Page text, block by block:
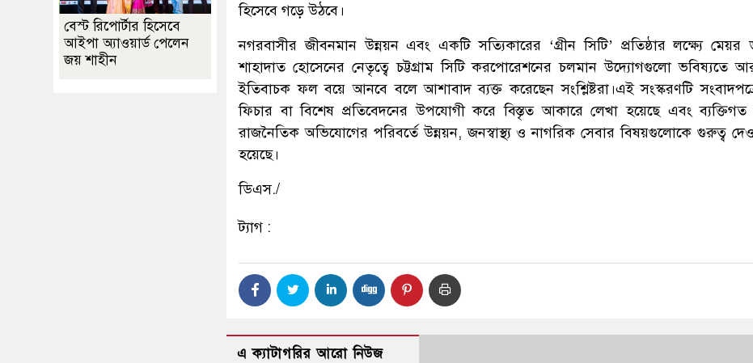
হিসেবে গড়ে উঠবে।
নগরবাসীর জীবনমান উন্নয়ন এবং একটি সত্যিকারের ‘গ্রীন সিটি’ প্রতিষ্ঠার লক্ষ্যে মেয়র
শাহাদাত হোসেনের নেতৃত্বে চট্টগ্রাম সিটি করপোরেশনের চলমান উদ্যোগগুলো ভবিষ্যতে
ইতিবাচক ফল বয়ে আনবে বলে আশাবাদ ব্যক্ত করেছেন সংশ্লিষ্টরা।এই সংস্করণটি
ফিচার বা বিশেষ প্রতিবেদনের উপযোগী করে বিস্তৃত আকারে লেখা হয়েছে এবং ব্যক্তিগত
রাজনৈতিক অভিযোগের পরিবর্তে উন্নয়ন, জনস্বাস্থ্য ও নাগরিক সেবার বিষয়গুলোকে গুরুত্ব
হয়েছে।
ডিএস./
ট্যাগ :
এ ক্যাটাগরির আরো নিউজ
বেস্ট রিপোর্টার হিসেবে
আইপা অ্যাওয়ার্ড পেলেন
জয় শাহীন